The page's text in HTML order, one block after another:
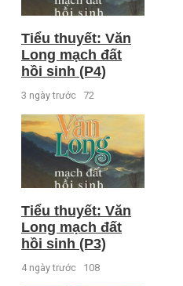
Tiểu thuyết: Văn
Long mạch đất
hồi sinh (P4)
3 ngày trước 72
Tiểu thuyết: Văn
Long mạch đất
hồi sinh (P3)
4 ngày trước 108